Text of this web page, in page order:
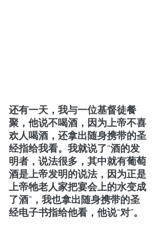
还有一天，我与一位基督徒餐
聚，他说不喝酒，因为上帝不喜
欢人喝酒，还拿出随身携带的圣
经指给我看。我就说了“酒的发
明者，说法很多，其中就有葡萄
酒是上帝发明的说法，因为正是
上帝牠老人家把宴会上的水变成
了酒”，我也拿出随身携带的圣
经电子书指给他看，他说“对”。